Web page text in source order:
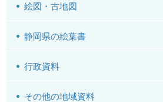
絵図・古地図
静岡県の絵葉書
行政資料
その他の地域資料